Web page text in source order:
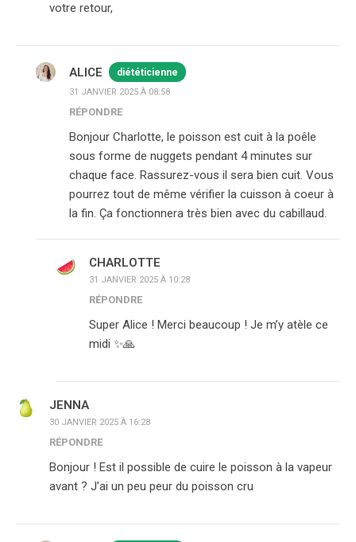
votre retour,
ALICE diététicienne
31 JANVIER 2025 À 08:58
RÉPONDRE
Bonjour Charlotte, le poisson est cuit à la poêle
sous forme de nuggets pendant 4 minutes sur
chaque face. Rassurez-vous il sera bien cuit. Vous
pourrez tout de même vérifier la cuisson à coeur à
la fin. Ça fonctionnera très bien avec du cabillaud.
CHARLOTTE
31 JANVIER 2025 À 10:28
RÉPONDRE
Super Alice ! Merci beaucoup ! Je m’y atèle ce
midi ✨️🙏
JENNA
30 JANVIER 2025 À 16:28
RÉPONDRE
Bonjour ! Est il possible de cuire le poisson à la vapeur
avant ? J’ai un peu peur du poisson cru